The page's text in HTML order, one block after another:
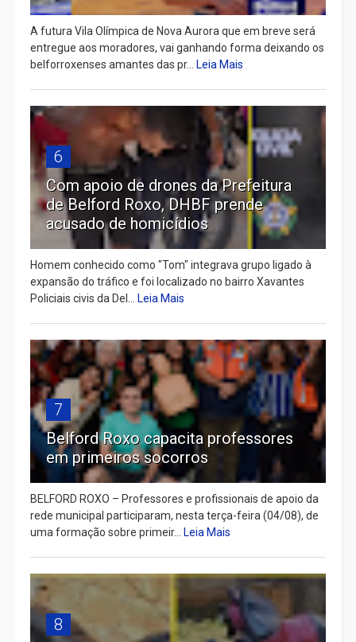
A futura Vila Olímpica de Nova Aurora que em breve será
entregue aos moradores, vai ganhando forma deixando os
belforroxenses amantes das pr...
Leia Mais
6
Com apoio de drones da Prefeitura
de Belford Roxo, DHBF prende
acusado de homicídios
Homem conhecido como "Tom" integrava grupo ligado à
expansão do tráfico e foi localizado no bairro Xavantes
Policiais civis da Del...
Leia Mais
7
Belford Roxo capacita professores
em primeiros socorros
BELFORD ROXO – Professores e profissionais de apoio da
rede municipal participaram, nesta terça-feira (04/08), de
uma formação sobre primeir...
Leia Mais
8